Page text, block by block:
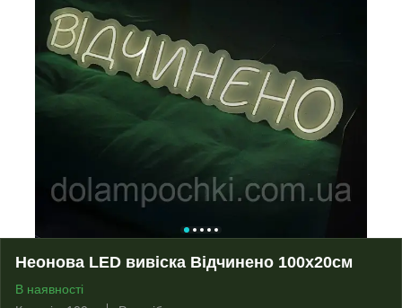
Неонова LED вивіска Відчинено 100х20см
В наявності